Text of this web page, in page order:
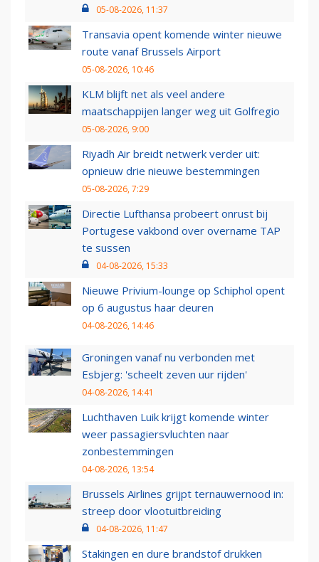
05-08-2026, 11:37
Transavia opent komende winter nieuwe
route vanaf Brussels Airport
05-08-2026, 10:46
KLM blijft net als veel andere
maatschappijen langer weg uit Golfregio
05-08-2026, 9:00
Riyadh Air breidt netwerk verder uit:
opnieuw drie nieuwe bestemmingen
05-08-2026, 7:29
Directie Lufthansa probeert onrust bij
Portugese vakbond over overname TAP
te sussen
04-08-2026, 15:33
Nieuwe Privium-lounge op Schiphol opent
op 6 augustus haar deuren
04-08-2026, 14:46
Groningen vanaf nu verbonden met
Esbjerg: 'scheelt zeven uur rijden'
04-08-2026, 14:41
Luchthaven Luik krijgt komende winter
weer passagiersvluchten naar
zonbestemmingen
04-08-2026, 13:54
Brussels Airlines grijpt ternauwernood in:
streep door vlootuitbreiding
04-08-2026, 11:47
Stakingen en dure brandstof drukken